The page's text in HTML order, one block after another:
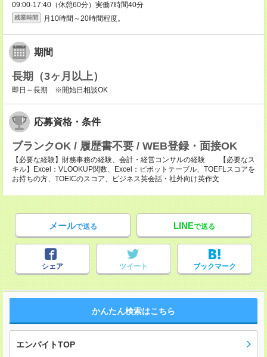
09:00-17:40（休憩60分）実働7時間40分
残業時間 月10時間～20時間程度。
期間
長期（3ヶ月以上）
即日～長期 ※開始日相談OK
応募資格・条件
ブランクOK / 履歴書不要 / WEB登録・面接OK
【必要な経験】財務事務の経験、会計・経営コンサルの経験 【必要なス
キル】Excel：VLOOKUP関数、Excel：ピボットテーブル、TOEFLスコアを
お持ちの方、TOEICのスコア、ビジネス英会話・社外向け英作文
メールで送る LINEで送る
シェア ツイート ブックマーク
かんたん検索はこちら
エンバイトTOP